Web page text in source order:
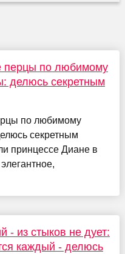
перцы по любимому
делюсь секретным
по любимому
секретным
принцессе Диане в
- из стыков не дует:
каждый - делюсь